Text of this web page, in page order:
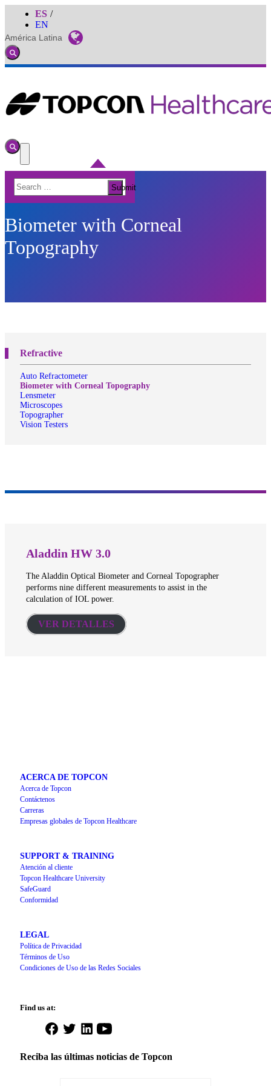
ES
EN
América Latina
Global
Search
ToggleMenu
Search
for:
Submit
Biometer with Corneal
Topography
Refractive
Auto Refractometer
Biometer with Corneal Topography
Lensmeter
Microscopes
Topographer
Vision Testers
Aladdin HW 3.0
The Aladdin Optical Biometer and Corneal Topographer
performs nine different measurements to assist in the
calculation of IOL power.
VER DETALLES
ACERCA DE TOPCON
Acerca de Topcon
Contáctenos
Carreras
Empresas globales de Topcon Healthcare
SUPPORT & TRAINING
Atención al cliente
Topcon Healthcare University
SafeGuard
Conformidad
LEGAL
Política de Privacidad
Términos de Uso
Condiciones de Uso de las Redes Sociales
Find us at:
Open
Facebook
a
Open
Twitter
a
Open
LinkedIn
a
Open
YouTube
a
Reciba las últimas noticias de Topcon